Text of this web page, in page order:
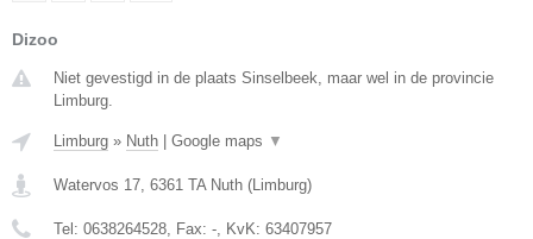
Dizoo
Niet gevestigd in de plaats Sinselbeek, maar wel in de provincie
Limburg.
Limburg » Nuth Google maps ▼
Watervos 17, 6361 TA Nuth (Limburg)
Tel: 0638264528, Fax: -, KvK: 63407957